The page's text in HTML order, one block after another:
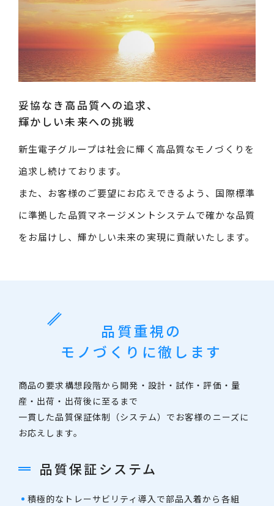
妥協なき高品質への追求、
輝かしい未来への挑戦
新生電子グループは社会に輝く高品質なモノづくりを
追求し続けております。
また、お客様のご要望にお応えできるよう、国際標準
に準拠した品質マネージメントシステムで確かな品質
をお届けし、輝かしい未来の実現に貢献いたします。
品質重視の
モノづくりに徹します
商品の要求構想段階から開発・設計・試作・評価・量
産・出荷・出荷後に至るまで
一貫した品質保証体制（システム）でお客様のニーズに
お応えします。
品質保証システム
積極的なトレーサビリティ導入で部品入着から各組